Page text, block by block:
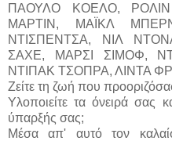
ΠΑΟΥΛΟ ΚΟΕΛΟ,
ΜΑΡΤΙΝ, ΜΑΪΚΛ
ΝΤΙΣΠΕΝΤΣΑ, ΝΙΛ
ΣΑΧΕ, ΜΑΡΣΙ ΣΙΜΟΦ,
ΝΤΙΠΑΚ ΤΣΟΠΡΑ, ΛΙΝΤΑ
Ζείτε τη ζωή που
Υλοποιείτε τα όνειρά σας
ύπαρξής σας;
Μέσα απ' αυτό τον